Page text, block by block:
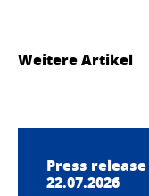
Weitere Artikel
Press release
22.07.2026